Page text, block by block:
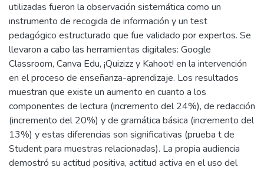
utilizadas fueron la observación sistemática como un
instrumento de recogida de información y un test
pedagógico estructurado que fue validado por expertos. Se
llevaron a cabo las herramientas digitales: Google
Classroom, Canva Edu, ¡Quizizz y Kahoot! en la intervención
en el proceso de enseñanza-aprendizaje. Los resultados
muestran que existe un aumento en cuanto a los
componentes de lectura (incremento del 24%), de redacción
(incremento del 20%) y de gramática básica (incremento del
13%) y estas diferencias son significativas (prueba t de
Student para muestras relacionadas). La propia audiencia
demostró su actitud positiva, actitud activa en el uso del